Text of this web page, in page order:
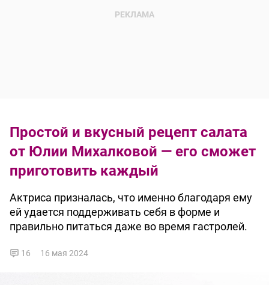
Простой и вкусный рецепт салата
от Юлии Михалковой — его сможет
приготовить каждый
Актриса призналась, что именно благодаря ему
ей удается поддерживать себя в форме и
правильно питаться даже во время гастролей.
16 16 мая 2024